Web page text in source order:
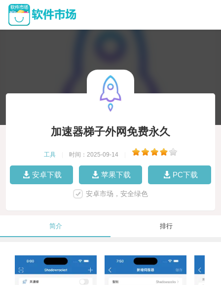
加速器梯子外网免费永久
工具 时间：2025-09-14
安卓下载 苹果下载 PC下载
安卓市场，安全绿色
简介 排行